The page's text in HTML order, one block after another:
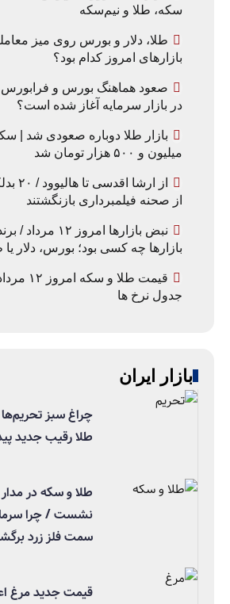
سکه، طلا و نیم‌سکه
طلا، دلار و بورس روی میز
بازارهای امروز کدام بود؟
صعود هماهنگ بورس و
در بازار سرمایه آغاز شده است؟
میلیون و ۵۰۰ هزار تومان شد
از
از صحنه فیلمبرداری بازنگشتند
نبض بازارها امروز ۱۲
بازارها چه کسی بود؛ بورس، دلار یا
جدول نرخ ها
بازار ایران
چراغ سبز
طلا رقیب جدید
طلا و سکه در
نشست / چرا
سمت فلز زرد
قیمت جدید مرغ